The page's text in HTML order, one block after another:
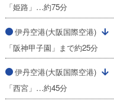
「姫路」…約75分
伊丹空港(大阪国際空港)
「阪神甲子園」まで約25分
伊丹空港(大阪国際空港)
「西宮」…約45分